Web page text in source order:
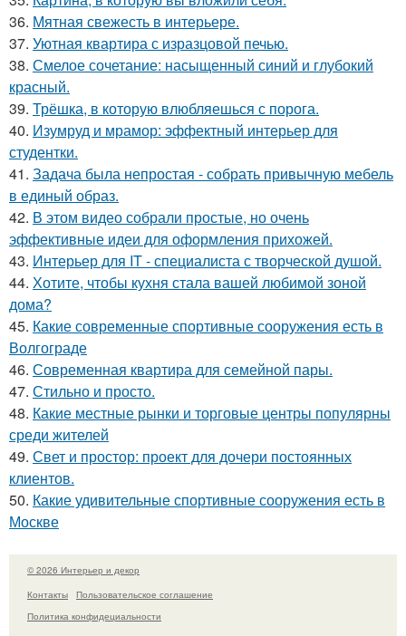
36. Мятная свежесть в интерьере.
37. Уютная квартира с изразцовой печью.
38. Смелое сочетание: насыщенный синий и глубокий
красный.
39. Трёшка, в которую влюбляешься с порога.
40. Изумруд и мрамор: эффектный интерьер для
студентки.
41. Задача была непростая - собрать привычную мебель
в единый образ.
42. В этом видео собрали простые, но очень
эффективные идеи для оформления прихожей.
43. Интерьер для IT - специалиста с творческой душой.
44. Хотите, чтобы кухня стала вашей любимой зоной
дома?
45. Какие современные спортивные сооружения есть в
Волгограде
46. Современная квартира для семейной пары.
47. Стильно и просто.
48. Какие местные рынки и торговые центры популярны
среди жителей
49. Свет и простор: проект для дочери постоянных
клиентов.
50. Какие удивительные спортивные сооружения есть в
Москве
© 2026 Интерьер и декор
Контакты
Пользовательское соглашение
Политика конфидециальности